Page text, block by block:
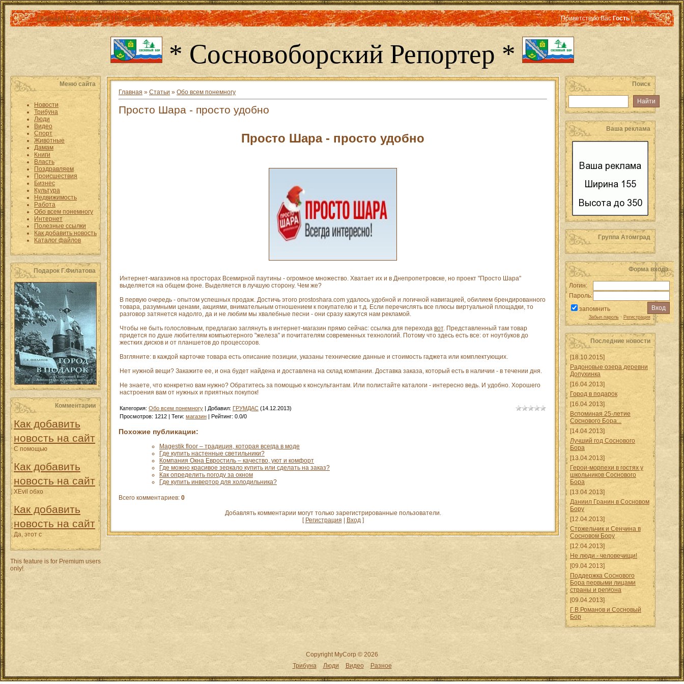
Главная|Каталог статей|Регистрация |Вход Приветствую Вас Гость|RSS
* Сосновоборский Репортер *
Меню сайта
Новости
Трибуна
Люди
Видео
Спорт
Животные
Дамам
Книги
Власть
Поздравляем
Происшествия
Бизнес
Культура
Недвижимость
Работа
Обо всем понемногу
Интернет
Полезные ссылки
Как добавить новость
Каталог файлов
Подарок Г.Филатова
Комментарии
Как добавить
новость на сайт
С помощью
Как добавить
новость на сайт
XEvil обхо
Как добавить
новость на сайт
Да, этот с
This feature is for Premium users
only!
Главная » Статьи » Обо всем понемногу
Просто Шара - просто удобно
Просто Шара - просто удобно
Интернет-магазинов на просторах Всемирной паутины - огромное множество. Хватает их и в Днепропетровске, но проект "Просто Шара"
выделяется на общем фоне. Выделяется в лучшую сторону. Чем же?
В первую очередь - опытом успешных продаж. Достичь этого prostoshara.com удалось удобной и логичной навигацией, обилием брендированного
товара, разумными ценами, акциями, внимательным отношением к покупателю и т.д. Если перечислять все плюсы виртуальной площадки, то
разговор затянется надолго, да и не любим мы хвалебные песни - они сразу кажутся нам рекламой.
Чтобы не быть голословным, предлагаю заглянуть в интернет-магазин прямо сейчас: ссылка для перехода вот. Представленный там товар
придется по душе любителям компьютерного "железа" и почитателям современных технологий. Потому что здесь есть все: от ноутбуков до
жестких дисков и от планшетов до процессоров.
Взгляните: в каждой карточке товара есть описание позиции, указаны технические данные и стоимость гаджета или комплектующих.
Нет нужной вещи? Закажите ее, и она будет найдена и доставлена на склад компании. Доставка заказа, который есть в наличии - в течении дня.
Не знаете, что конкретно вам нужно? Обратитесь за помощью к консультантам. Или полистайте каталоги - интересно ведь. И удобно. Хорошего
настроения вам от нужных и приятных покупок!
Категория: Обо всем понемногу | Добавил: ГРУМДАС (14.12.2013)
Просмотров: 1212 | Теги: магазин | Рейтинг: 0.0/0
Похожие публикации:
Magestik floor – традиция, которая всегда в моде
Где купить настенные светильники?
Компания Окна Евростиль – качество, уют и комфорт
Где можно красивое зеркало купить или сделать на заказ?
Как определить погоду за окном
Где купить инвертор для холодильника?
Всего комментариев: 0
Добавлять комментарии могут только зарегистрированные пользователи.
[ Регистрация Вход]
Поиск
Ваша реклама
Группа Атомград
Форма входа
Логин:
Пароль:
запомнить
Забыл пароль· Регистрация
Последние новости
[18.10.2015]
Радоновые озера деревни
Допухинка
[16.04.2013]
Город в подарок
[16.04.2013]
Вспоминая 25-летие
Соснового Бора...
[14.04.2013]
Лучший год Соснового
Бора
[13.04.2013]
Герои-морпехи в гостях у
школьников Соснового
Бора
[13.04.2013]
Даниил Гранин в Сосновом
Бору
[12.04.2013]
Стржельчик и Сенчина в
Сосновом Бору
[12.04.2013]
Не люди - человечищи!
[09.04.2013]
Поддержка Соснового
Бора первыми лицами
страны и региона
[09.04.2013]
Г.В.Романов и Сосновый
Бор
Copyright MyCorp © 2026
Трибуна
Люди Видео Разное